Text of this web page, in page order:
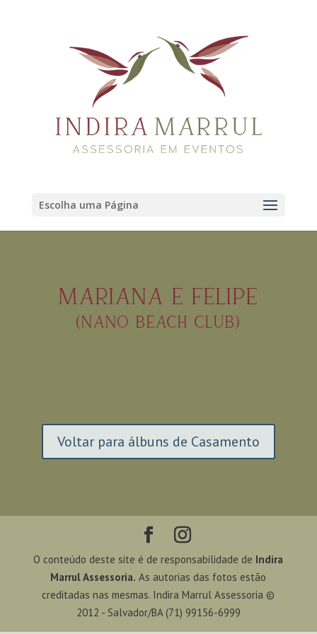
Escolha uma Página
MARIANA E FELIPE
(NANO BEACH CLUB)
Voltar para álbuns de Casamento
O conteúdo deste site é de responsabilidade de Indira
Marrul Assessoria. As autorias das fotos estão
creditadas nas mesmas. Indira Marrul Assessoria ©
2012 - Salvador/BA (71) 99156-6999